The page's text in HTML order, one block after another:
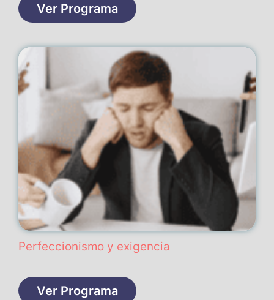
Ver Programa
Perfeccionismo y exigencia
Ver Programa